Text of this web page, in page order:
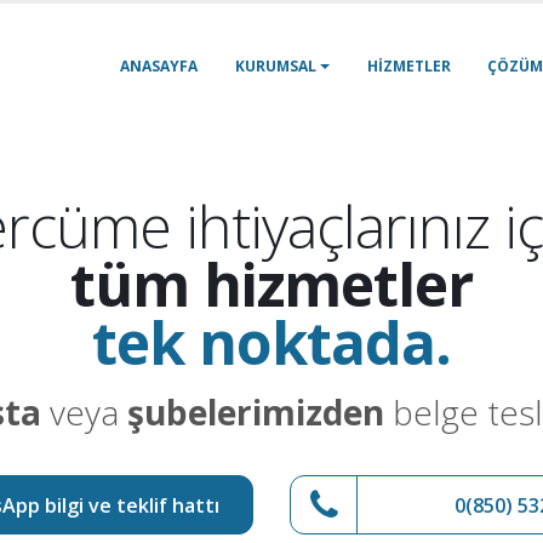
ANASAYFA KURUMSAL HIZMETLER
ihtiyaçlarınız
tüm hizmetler
tek noktada.
veya şubelerimizden belge
bilgi ve teklif hattı 0(850)